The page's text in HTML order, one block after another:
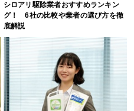
シロアリ駆除業者おすすめランキン
グ！ 6社の比較や業者の選び方を徹
底解説